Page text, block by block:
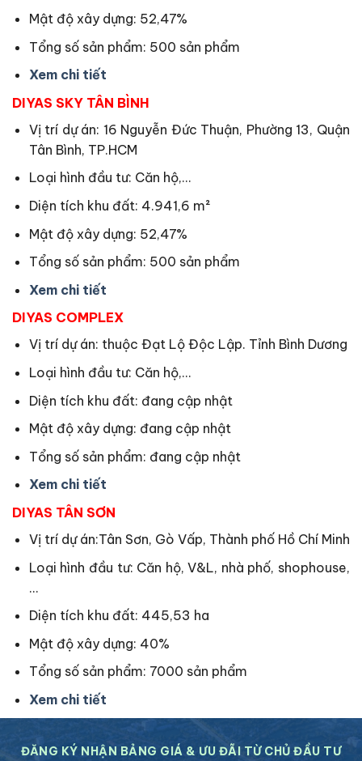
Mật độ xây dựng: 52,47%
Tổng số sản phẩm: 500 sản phẩm
Xem chi tiết
DIYAS SKY TÂN BÌNH
Vị trí dự án: 16 Nguyễn Đức Thuận, Phường 13, Quận
Tân Bình, TP.HCM
Loại hình đầu tư: Căn hộ,…
Diện tích khu đất: 4.941,6 m²
Mật độ xây dựng: 52,47%
Tổng số sản phẩm: 500 sản phẩm
Xem chi tiết
DIYAS COMPLEX
Vị trí dự án: thuộc Đạt Lộ Độc Lập. Tỉnh Bình Dương
Loại hình đầu tư: Căn hộ,…
Diện tích khu đất: đang cập nhật
Mật độ xây dựng: đang cập nhật
Tổng số sản phẩm: đang cập nhật
Xem chi tiết
DIYAS TÂN SƠN
Vị trí dự án:Tân Sơn, Gò Vấp, Thành phố Hồ Chí Minh
Loại hình đầu tư: Căn hộ, V&L, nhà phố, shophouse,
…
Diện tích khu đất: 445,53 ha
Mật độ xây dựng: 40%
Tổng số sản phẩm: 7000 sản phẩm
Xem chi tiết
ĐĂNG KÝ NHẬN BẢNG GIÁ & ƯU ĐÃI TỪ CHỦ ĐẦU TƯ